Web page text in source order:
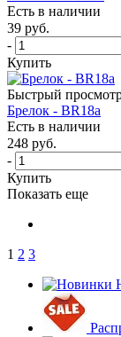
Есть в наличии
39 руб.
-
Купить
Быстрый
Брелок - BR18a
Есть в наличии
248 руб.
-
Купить
Показать еще
1 2 3